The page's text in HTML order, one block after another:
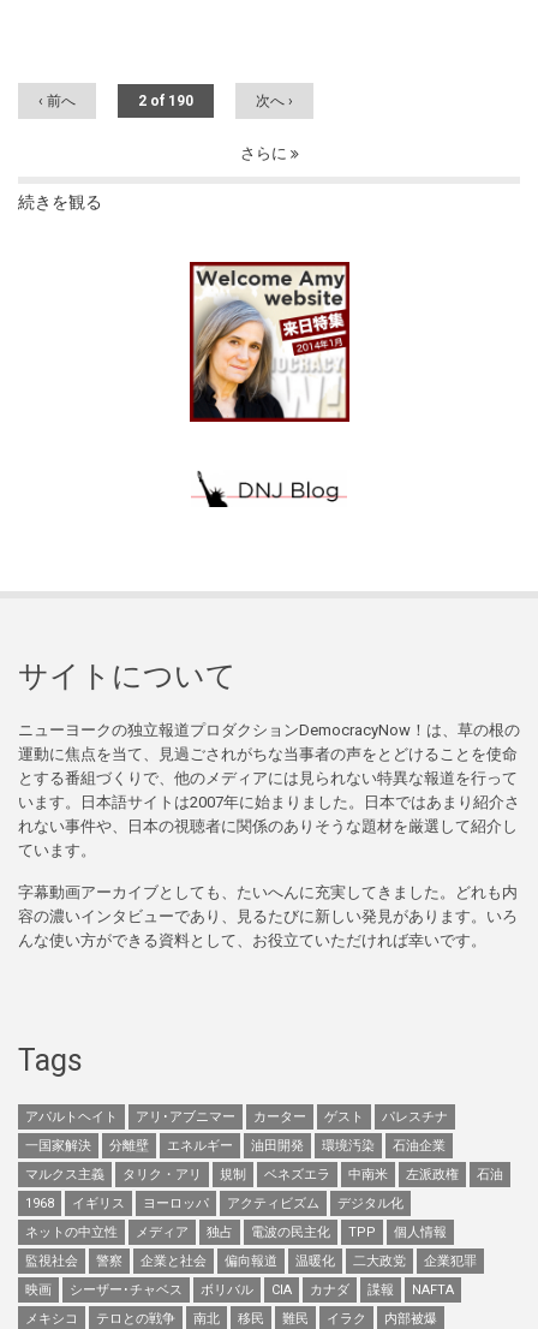
‹ 前へ 2 of 190 次へ ›
さらに
続きを観る
サイトについて
ニューヨークの独立報道プロダクションDemocracyNow！は、草の根の
運動に焦点を当て、見過ごされがちな当事者の声をとどけることを使命
とする番組づくりで、他のメディアには見られない特異な報道を行って
います。日本語サイトは2007年に始まりました。日本ではあまり紹介さ
れない事件や、日本の視聴者に関係のありそうな題材を厳選して紹介し
ています。
字幕動画アーカイブとしても、たいへんに充実してきました。どれも内
容の濃いインタビューであり、見るたびに新しい発見があります。いろ
んな使い方ができる資料として、お役立ていただければ幸いです。
Tags
アパルトヘイト アリ･アブニマー カーター ゲスト
パレスチナ
一国家解決
分離壁 エネルギー 油田開発 環境汚染
石油企業
マルクス主義
タリク・アリ 規制 ベネズエラ 中南米 左派政権
石油
1968
イギリス ヨーロッパ アクティビズム
デジタル化
ネットの中立性
メディア 独占 電波の民主化 TPP
個人情報
監視社会
警察 企業と社会 偏向報道 温暖化 二大政党
企業犯罪
映画
シーザー･チャベス ボリバル CIA カナダ 諜報
NAFTA
メキシコ
テロとの戦争 南北 移民 難民 イラク 内部被爆